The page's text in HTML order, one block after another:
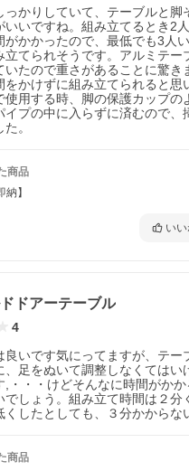
っかりしていて、テーブルと脚
いいですね。組み立てるとき2
がかかったので、最低でも3人
立てられそうです。アルミテー
いたので重さがあることに驚き
をかけずに組み立てられると思
使用する時、脚の保護カップの
イプの中に入らずに済むので、
。
商品
】
い
ドアーテーブル
4
良いです気にってますが、テー
、足をぬいて調整しなくてはい
,・・・けどそんなに時間がか
でしょう。組み立て時間は２分
くしたとしても、３分かからな
商品